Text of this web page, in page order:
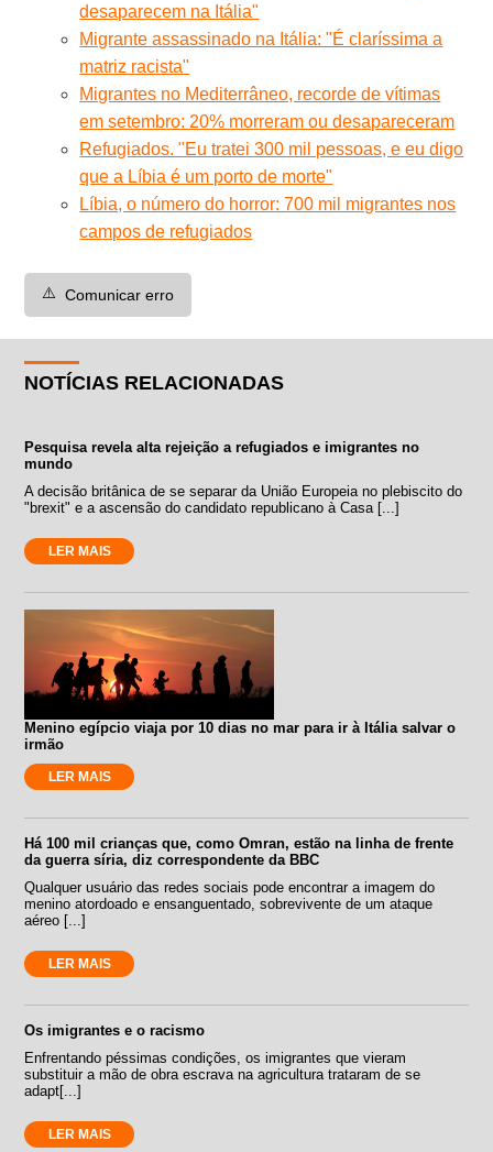
desaparecem na Itália"
Migrante assassinado na Itália: "É claríssima a
matriz racista"
Migrantes no Mediterrâneo, recorde de vítimas
em setembro: 20% morreram ou desapareceram
Refugiados. "Eu tratei 300 mil pessoas, e eu digo
que a Líbia é um porto de morte"
Líbia, o número do horror: 700 mil migrantes nos
campos de refugiados
⚠️ Comunicar erro
NOTÍCIAS RELACIONADAS
Pesquisa revela alta rejeição a refugiados e imigrantes no
mundo
A decisão britânica de se separar da União Europeia no plebiscito do
"brexit" e a ascensão do candidato republicano à Casa [...]
LER MAIS
Menino egípcio viaja por 10 dias no mar para ir à Itália salvar o
irmão
LER MAIS
Há 100 mil crianças que, como Omran, estão na linha de frente
da guerra síria, diz correspondente da BBC
Qualquer usuário das redes sociais pode encontrar a imagem do
menino atordoado e ensanguentado, sobrevivente de um ataque
aéreo [...]
LER MAIS
Os imigrantes e o racismo
Enfrentando péssimas condições, os imigrantes que vieram
substituir a mão de obra escrava na agricultura trataram de se
adapt[...]
LER MAIS